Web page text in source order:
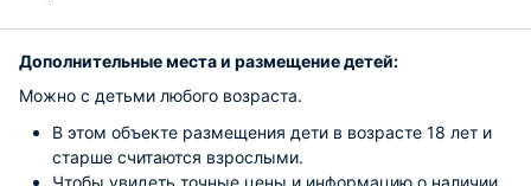
Дополнительные места и размещение детей:
Можно с детьми любого возраста.
В этом объекте размещения дети в возрасте 18 лет и
старше считаются взрослыми.
Чтобы увидеть точные цены и информацию о наличии